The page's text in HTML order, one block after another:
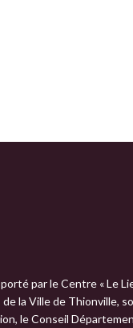
par le Centre « Le
la Ville de Thionville,
le Conseil